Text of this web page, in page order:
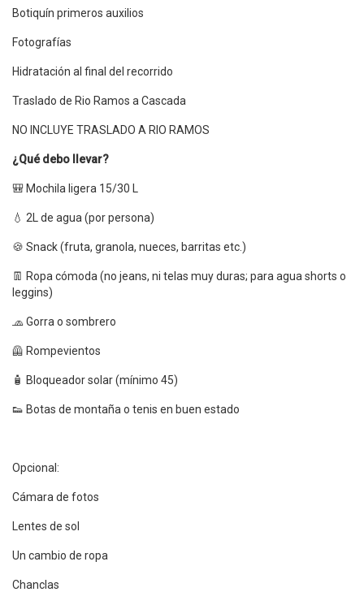
Botiquín primeros auxilios
Fotografías
Hidratación al final del recorrido
Traslado de Rio Ramos a Cascada
NO INCLUYE TRASLADO A RIO RAMOS
¿Qué debo llevar?
🎒 Mochila ligera 15/30 L
💧 2L de agua (por persona)
🍪 Snack (fruta, granola, nueces, barritas etc.)
👖 Ropa cómoda (no jeans, ni telas muy duras; para agua shorts o
leggins)
🧢 Gorra o sombrero
🦺 Rompevientos
🧴 Bloqueador solar (mínimo 45)
👟 Botas de montaña o tenis en buen estado
Opcional:
Cámara de fotos
Lentes de sol
Un cambio de ropa
Chanclas